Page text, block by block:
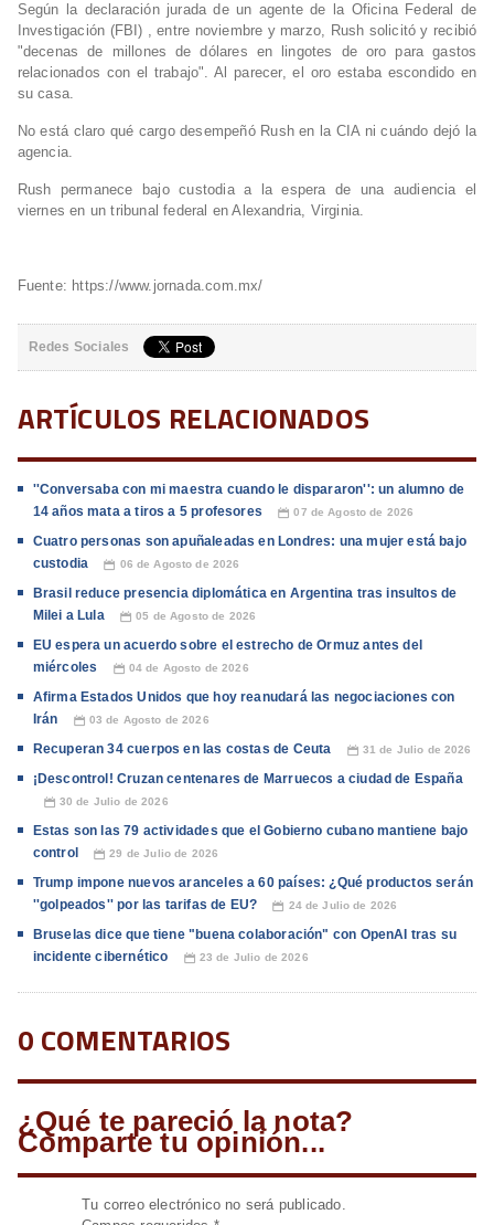
Según la declaración jurada de un agente de la Oficina Federal de
Investigación (FBI) , entre noviembre y marzo, Rush solicitó y recibió
"decenas de millones de dólares en lingotes de oro para gastos
relacionados con el trabajo". Al parecer, el oro estaba escondido en
su casa.
No está claro qué cargo desempeñó Rush en la CIA ni cuándo dejó la
agencia.
Rush permanece bajo custodia a la espera de una audiencia el
viernes en un tribunal federal en Alexandria, Virginia.
Fuente: https://www.jornada.com.mx/
Redes Sociales
ARTÍCULOS RELACIONADOS
''Conversaba con mi maestra cuando le dispararon'': un alumno de
14 años mata a tiros a 5 profesores
📅 07 de Agosto de 2026
Cuatro personas son apuñaleadas en Londres: una mujer está bajo
custodia
📅 06 de Agosto de 2026
Brasil reduce presencia diplomática en Argentina tras insultos de
Milei a Lula
📅 05 de Agosto de 2026
EU espera un acuerdo sobre el estrecho de Ormuz antes del
miércoles
📅 04 de Agosto de 2026
Afirma Estados Unidos que hoy reanudará las negociaciones con
Irán
📅 03 de Agosto de 2026
Recuperan 34 cuerpos en las costas de Ceuta 📅 31 de Julio de 2026
¡Descontrol! Cruzan centenares de Marruecos a ciudad de España
📅 30 de Julio de 2026
Estas son las 79 actividades que el Gobierno cubano mantiene bajo
control
📅 29 de Julio de 2026
Trump impone nuevos aranceles a 60 países: ¿Qué productos serán
''golpeados'' por las tarifas de EU?
📅 24 de Julio de 2026
Bruselas dice que tiene "buena colaboración" con OpenAI tras su
incidente cibernético
📅 23 de Julio de 2026
0 COMENTARIOS
¿Qué te pareció la nota?
Comparte tu opinión...
Tu correo electrónico no será publicado.